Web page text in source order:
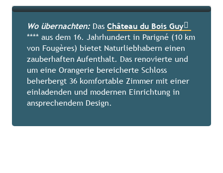
Mehr erfahren
Wo übernachten: Das Château du Bois Guy
**** aus dem 16. Jahrhundert in Parigné (10 km
von Fougères) bietet Naturliebhabern einen
zauberhaften Aufenthalt. Das renovierte und
um eine Orangerie bereicherte Schloss
beherbergt 36 komfortable Zimmer mit einer
einladenden und modernen Einrichtung in
ansprechendem Design.